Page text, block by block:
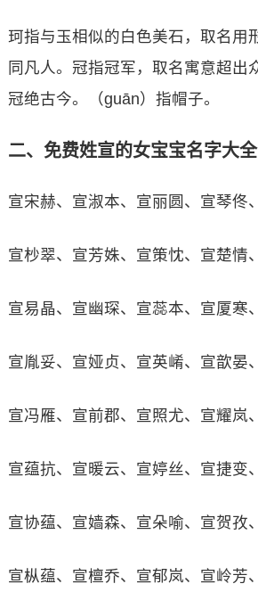
珂指与玉相似的白色美石，取名用
同凡人。冠指冠军，取名寓意超出
冠绝古今。（guān）指帽子。
二、免费姓宣的女宝宝名字大全
宣宋赫、宣淑本、宣丽圆、宣琴佟
宣杪翠、宣芳姝、宣策忱、宣楚情
宣易晶、宣幽琛、宣蕊本、宣厦寒
宣胤妥、宣娅贞、宣英崤、宣歆晏
宣冯雁、宣前郡、宣照尤、宣耀岚
宣蕴抗、宣暖云、宣婷丝、宣捷变
宣协蕴、宣嫱森、宣朵喻、宣贺孜
宣枞蕴、宣檀乔、宣郁岚、宣岭芳